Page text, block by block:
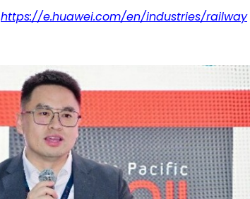
https://e.huawei.com/en/industries/railway